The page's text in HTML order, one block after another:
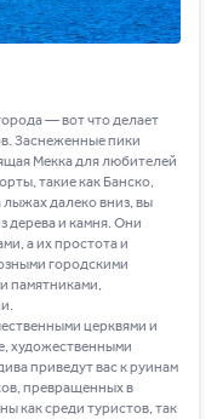
― вот что делает
Заснеженные пики
Мекка для любителей
такие как Банско,
далеко вниз, вы
дерева и камня. Они
а их простота и
городскими
памятниками,
церквями и
художественными
приведут вас к руинам
превращенных в
как среди туристов, так